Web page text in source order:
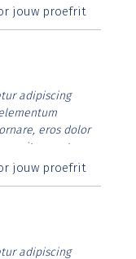
rutrum lorem
jouw proefrit
adipiscing
eros dolor
vitae erat.
rutrum lorem
jouw proefrit
adipiscing